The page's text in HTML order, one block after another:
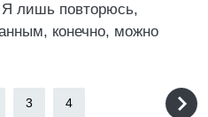
лишь повторюсь,
конечно, можно
3 4